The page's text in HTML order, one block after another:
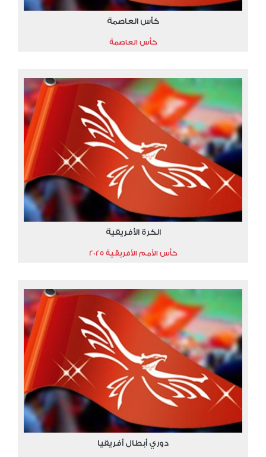
كأس العاصمة
كأس العاصمة
الكرة الأفريقية
كأس الأمم الأفريقية 2025
دوري أبطال أفريقيا